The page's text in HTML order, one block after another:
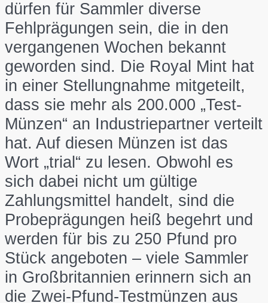
dürfen für Sammler diverse
Fehlprägungen sein, die in den
vergangenen Wochen bekannt
geworden sind. Die Royal Mint hat
in einer Stellungnahme mitgeteilt,
dass sie mehr als 200.000 „Test-
Münzen“ an Industriepartner verteilt
hat. Auf diesen Münzen ist das
Wort „trial“ zu lesen. Obwohl es
sich dabei nicht um gültige
Zahlungsmittel handelt, sind die
Probeprägungen heiß begehrt und
werden für bis zu 250 Pfund pro
Stück angeboten – viele Sammler
in Großbritannien erinnern sich an
die Zwei-Pfund-Testmünzen aus